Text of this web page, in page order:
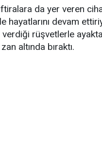
iftiralara da yer veren
hayatlarını devam
verdiği rüşvetlerle
altında bıraktı.